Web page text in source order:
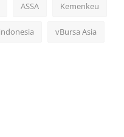
ASSA Kemenkeu
vBursa Asia